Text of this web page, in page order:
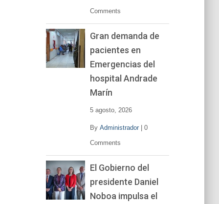
Comments
Gran demanda de
pacientes en
Emergencias del
hospital Andrade
Marín
5 agosto, 2026
By Administrador| 0
Comments
El Gobierno del
presidente Daniel
Noboa impulsa el